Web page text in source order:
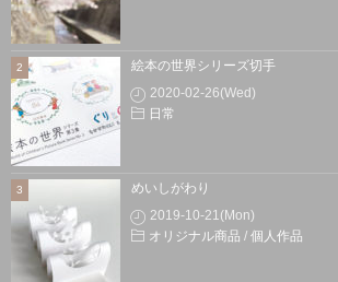
絵本の世界シリーズ切手
2020-02-26(Wed)
日常
めいしがわり
2019-10-21(Mon)
オリジナル商品 / 個人作品